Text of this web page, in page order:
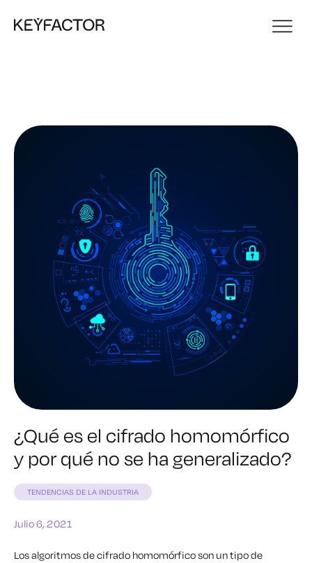
¿Qué es el cifrado homomórfico
y por qué no se ha generalizado?
TENDENCIAS DE LA INDUSTRIA
Julio 6, 2021
Los algoritmos de cifrado homomórfico son un tipo de